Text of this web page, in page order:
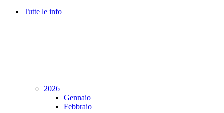
Tutte le info
2026
Gennaio
Febbraio